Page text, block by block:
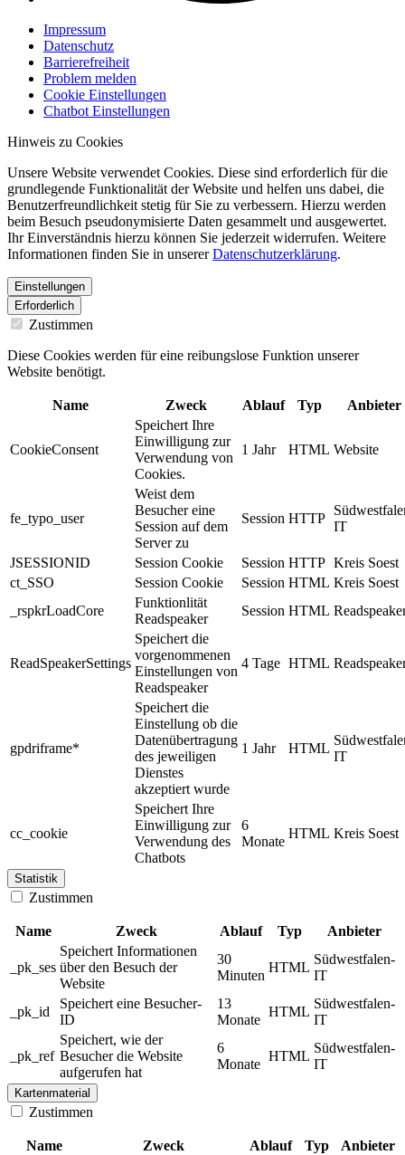
Impressum
Datenschutz
Barrierefreiheit
Problem melden
Cookie Einstellungen
Chatbot Einstellungen
Hinweis zu Cookies
Unsere Website verwendet Cookies. Diese sind erforderlich für die
grundlegende Funktionalität der Website und helfen uns dabei, die
Benutzerfreundlichkeit stetig für Sie zu verbessern. Hierzu werden
beim Besuch pseudonymisierte Daten gesammelt und ausgewertet.
Ihr Einverständnis hierzu können Sie jederzeit widerrufen. Weitere
Informationen finden Sie in unsererDatenschutzerklärung.
Einstellungen
Erforderlich
Zustimmen
Diese Cookies werden für eine reibungslose Funktion unserer
Website benötigt.
Name Zweck Ablauf Typ Anbieter
CookieConsent
Speichert Ihre
Einwilligung zur
Verwendung von
Cookies.
1 Jahr HTML Website
fe_typo_user
Weist dem
Besucher eine
Session auf dem
Server zu
Session HTTP
IT
JSESSIONID Session Cookie Session HTTP Kreis Soest
ct_SSO
Session Cookie Session HTML Kreis Soest
_rspkrLoadCore
Funktionlität
Readspeaker
Session HTML
ReadSpeakerSettings
Speichert die
vorgenommenen
Einstellungen von
Readspeaker
4 Tage HTML
gpdriframe*
Speichert die
Einstellung ob die
Datenübertragung
des jeweiligen
Dienstes
akzeptiert wurde
1 Jahr HTML
IT
cc_cookie
Speichert Ihre
Einwilligung zur
Verwendung des
Chatbots
6
Monate
HTML Kreis Soest
Statistik
Zustimmen
Name Zweck Ablauf Typ Anbieter
_pk_ses
Speichert Informationen
über den Besuch der
Website
30
Minuten
HTML
Südwestfalen-
IT
_pk_id
Speichert eine Besucher-
ID
13
Monate
HTML
Südwestfalen-
IT
_pk_ref
Speichert, wie der
Besucher die Website
aufgerufen hat
6
Monate
HTML
Südwestfalen-
IT
Kartenmaterial
Zustimmen
Name Zweck Ablauf Typ Anbieter